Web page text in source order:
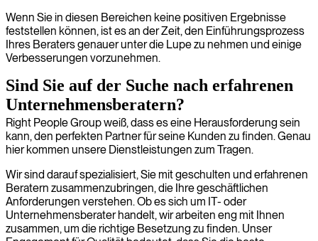
Wenn Sie in diesen Bereichen keine positiven Ergebnisse
feststellen können, ist es an der Zeit, den Einführungsprozess
Ihres Beraters genauer unter die Lupe zu nehmen und einige
Verbesserungen vorzunehmen.
Sind Sie auf der Suche nach erfahrenen
Unternehmensberatern?
Right People Group weiß, dass es eine Herausforderung sein
kann, den perfekten Partner für seine Kunden zu finden. Genau
hier kommen unsere Dienstleistungen zum Tragen.
Wir sind darauf spezialisiert, Sie mit geschulten und erfahrenen
Beratern zusammenzubringen, die Ihre geschäftlichen
Anforderungen verstehen. Ob es sich um IT- oder
Unternehmensberater handelt, wir arbeiten eng mit Ihnen
zusammen, um die richtige Besetzung zu finden. Unser